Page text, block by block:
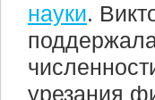
науки.
урезания